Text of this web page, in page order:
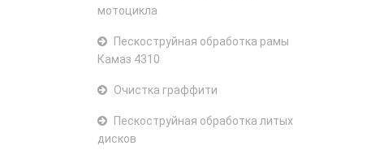
мотоцикла
Пескоструйная обработка рамы
Камаз 4310
Очистка граффити
Пескоструйная обработка литых
дисков